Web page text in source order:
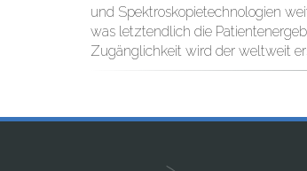
und Spektroskopietechnologien
was letztendlich die
Zugänglichkeit wird der weltweit